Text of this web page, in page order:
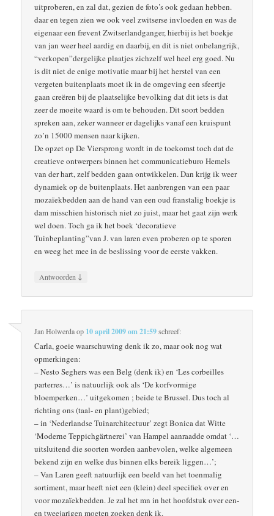
uitproberen, en zal dat, gezien de foto’s ook gedaan hebben.
daar en tegen zien we ook veel zwitserse invloeden en was de
eigenaar een frevent Zwitserlandganger, hierbij is het boekje
van jan weer heel aardig en daarbij, en dit is niet onbelangrijk,
“verkopen”dergelijke plaatjes zichzelf wel heel erg goed. Nu
is dit niet de enige motivatie maar bij het herstel van een
vergeten buitenplaats moet ik in de omgeving een sfeertje
gaan creëren bij de plaatselijke bevolking dat dit iets is dat
zeer de moeite waard is om te behouden. Dit soort bedden
spreken aan, zeker wanneer er dagelijks vanaf een kruispunt
zo’n 15000 mensen naar kijken.
De opzet op De Viersprong wordt in de toekomst toch dat de
creatieve ontwerpers binnen het communicatieburo Hemels
van der hart, zelf bedden gaan ontwikkelen. Dan krijg ik weer
dynamiek op de buitenplaats. Het aanbrengen van een paar
mozaïekbedden aan de hand van een oud franstalig boekje is
dam misschien historisch niet zo juist, maar het gaat zijn werk
wel doen. Toch ga ik het boek ‘decoratieve
Tuinbeplanting”van J. van laren even proberen op te sporen
en weeg het mee in de beslissing voor de eerste vakken.
Antwoorden ↓
Jan Holwerdaop 10 april 2009 om 21:59schreef:
Carla, goeie waarschuwing denk ik zo, maar ook nog wat
opmerkingen:
– Nesto Seghers was een Belg (denk ik) en ‘Les corbeilles
parterres…’ is natuurlijk ook als ‘De korfvormige
bloemperken…’ uitgekomen ; beide te Brussel. Dus toch al
richting ons (taal- en plant)gebied;
– in ‘Nederlandse Tuinarchitectuur’ zegt Bonica dat Witte
‘Moderne Teppichgärtnerei’ van Hampel aanraadde omdat ‘…
uitsluitend die soorten worden aanbevolen, welke algemeen
bekend zijn en welke dus binnen elks bereik liggen…’;
– Van Laren geeft natuurlijk een beeld van het toenmalig
sortiment, maar heeft niet een (klein) deel specifiek over en
voor mozaïekbedden. Je zal het mn in het hoofdstuk over een-
en tweejarigen moeten zoeken denk ik.